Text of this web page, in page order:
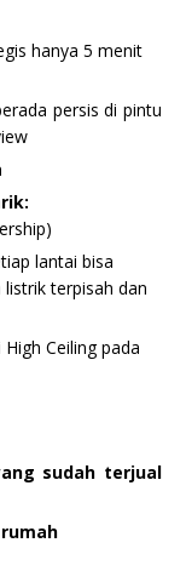
hanya 5 menit
persis di pintu
lantai bisa
terpisah dan
Ceiling pada
sudah terjual